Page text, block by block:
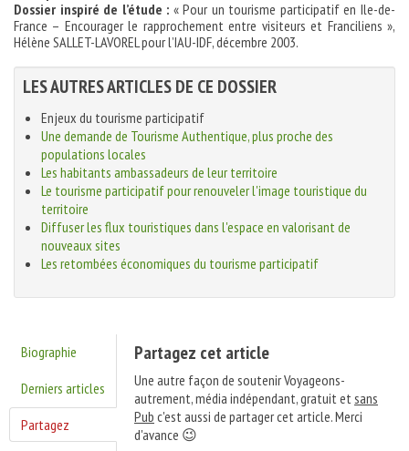
Dossier inspiré de l’étude : « Pour un tourisme participatif en Ile-de-
France – Encourager le rapprochement entre visiteurs et Franciliens »,
Hélène SALLET-LAVOREL pour l’IAU-IDF, décembre 2003.
LES AUTRES ARTICLES DE CE DOSSIER
Enjeux du tourisme participatif
Une demande de Tourisme Authentique, plus proche des
populations locales
Les habitants ambassadeurs de leur territoire
Le tourisme participatif pour renouveler l'image touristique du
territoire
Diffuser les flux touristiques dans l'espace en valorisant de
nouveaux sites
Les retombées économiques du tourisme participatif
Biographie
Derniers articles
Partagez
Partagez cet article
Une autre façon de soutenir Voyageons-
autrement, média indépendant, gratuit etsans
Pub c'est aussi de partager cet article. Merci
d'avance 😉